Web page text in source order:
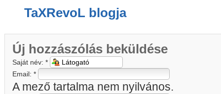
TaXRevoL blogja
Új hozzászólás beküldése
Saját név: *
Email: *
A mező tartalma nem nyilvános.